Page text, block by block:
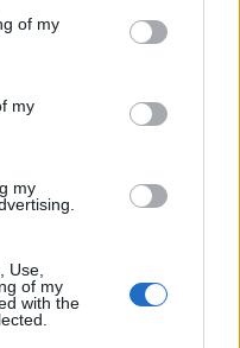
of my
my
my
Use,
of my
with the
Connectivity Standards
unita al Board per aiutarci a
globale dell’Alliance
trasformando il modo di
e a una gamma
sta ricoprendo una
più intuitivo, originale ed